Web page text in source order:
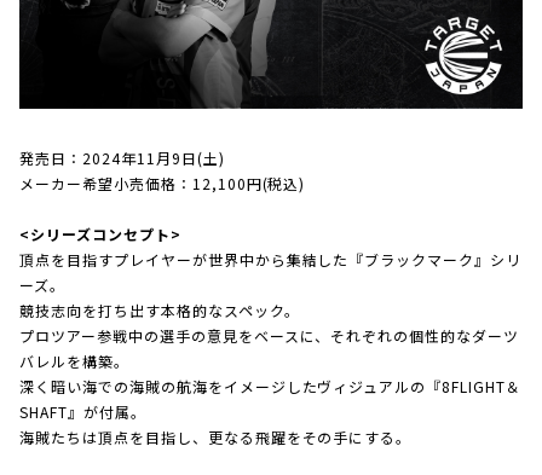
発売日：2024年11月9日(土)
メーカー希望小売価格：12,100円(税込)
<シリーズコンセプト>
頂点を目指すプレイヤーが世界中から集結した『ブラックマーク』シリ
ーズ。
競技志向を打ち出す本格的なスペック。
プロツアー参戦中の選手の意見をベースに、それぞれの個性的なダーツ
バレルを構築。
深く暗い海での海賊の航海をイメージしたヴィジュアルの『8FLIGHT＆
SHAFT』が付属。
海賊たちは頂点を目指し、更なる飛躍をその手にする。